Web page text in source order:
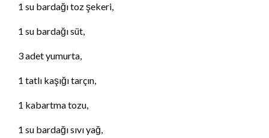
1 su bardağı toz şekeri,
1 su bardağı süt,
3 adet yumurta,
1 tatlı kaşığı tarçın,
1 kabartma tozu,
1 su bardağı sıvı yağ,